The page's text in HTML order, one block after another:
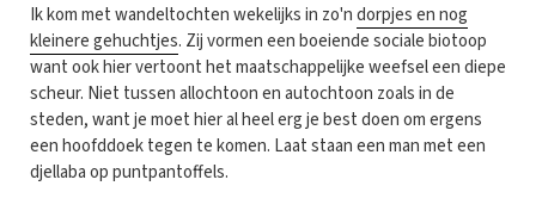
Ik kom met wandeltochten wekelijks in zo'ndorpjes en nog
kleinere gehuchtjes. Zij vormen een boeiende sociale biotoop
want ook hier vertoont het maatschappelijke weefsel een diepe
scheur. Niet tussen allochtoon en autochtoon zoals in de
steden, want je moet hier al heel erg je best doen om ergens
een hoofddoek tegen te komen. Laat staan een man met een
djellaba op puntpantoffels.